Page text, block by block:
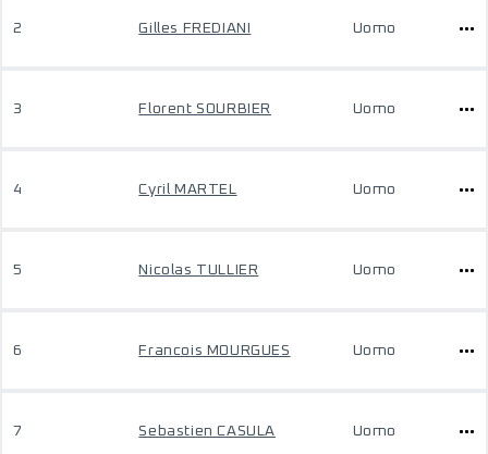
2 Gilles FREDIANI Uomo
3 Florent SOURBIER Uomo
4 Cyril MARTEL Uomo
5 Nicolas TULLIER Uomo
6 Francois MOURGUES Uomo
7 Sebastien CASULA Uomo